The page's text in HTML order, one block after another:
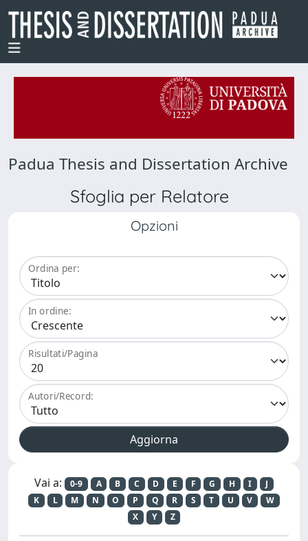
Padua Thesis and Dissertation Archive
Sfoglia per Relatore
Opzioni
Ordina per:
In ordine:
Risultati/Pagina
Autori/Record:
Vai a: 0-9 A B C D E F G H I
J
K
L M N O P Q R S T U V
W
X
Y Z